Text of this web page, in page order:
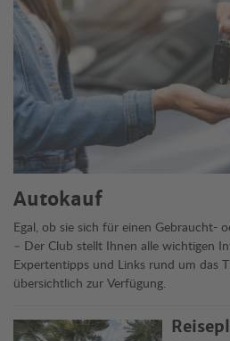
Autokauf
Egal, ob sie sich für einen Gebraucht-
– Der Club stellt Ihnen alle wichtigen
Expertentipps und Links rund um das
übersichtlich zur Verfügung.